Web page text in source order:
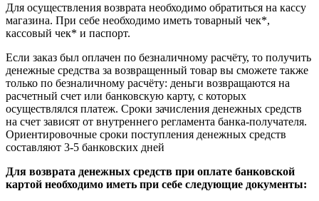
Для осуществления возврата необходимо обратиться на кассу
магазина. При себе необходимо иметь товарный чек*,
кассовый чек* и паспорт.
Если заказ был оплачен по безналичному расчёту, то получить
денежные средства за возвращенный товар вы сможете также
только по безналичному расчёту: деньги возвращаются на
расчетный счет или банковскую карту, с которых
осуществлялся платеж. Сроки зачисления денежных средств
на счет зависят от внутреннего регламента банка-получателя.
Ориентировочные сроки поступления денежных средств
составляют 3-5 банковских дней
Для возврата денежных средств при оплате банковской
картой необходимо иметь при себе следующие документы: